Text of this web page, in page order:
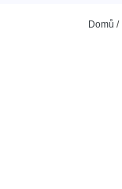
Domů /